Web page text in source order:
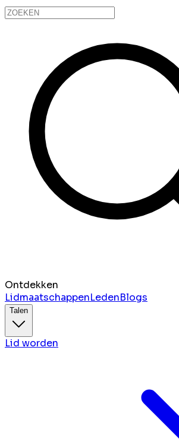
Ontdekken
LidmaatschappenLedenBlogs
Talen
Lid worden